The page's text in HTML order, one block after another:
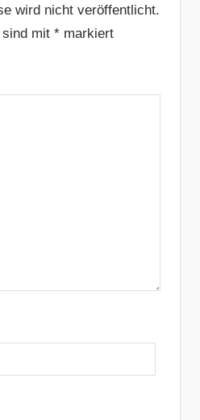
wird nicht veröffentlicht.
mit *markiert